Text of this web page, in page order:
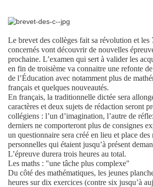
Le brevet des collèges fait sa révolution et les
concernés vont découvrir de nouvelles
prochaine. L’examen qui sert à valider les
en fin de troisième va connaitre une refonte
de l’Éducation avec notamment plus de
français et quelques nouveautés.
En français, la traditionnelle dictée sera
caractères et deux sujets de rédaction seront
collégiens : l’un d’imagination, l’autre de
derniers ne comporteront plus de consignes
un questionnaire sera créé en lieu et place des
personnelles qui étaient jusqu’à présent
L’épreuve durera trois heures au total.
Les maths : "une tâche plus complexe"
Du côté des mathématiques, les jeunes
heures sur dix exercices (contre six jusqu’à